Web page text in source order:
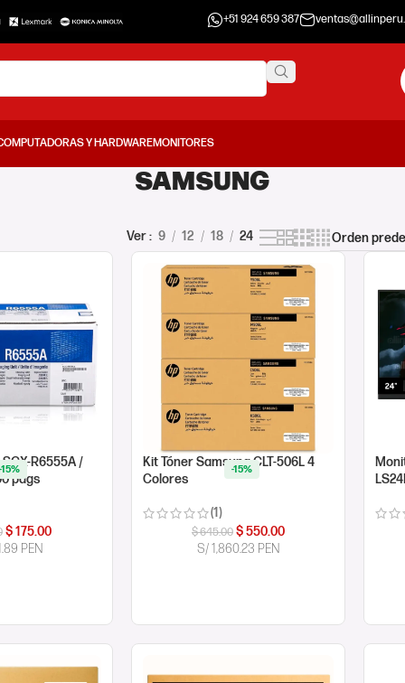
+51 924 659 387
Y HARDWAREMONITORES
SAMSUNG
Ver 9 12 18 24
R6555A /
págs
$175.00
-15%
PEN
Kit Tóner Samsung CLT-506L 4
Colores
(1)
$645.00 $550.00
-15%
S/ 1,860.23 PEN